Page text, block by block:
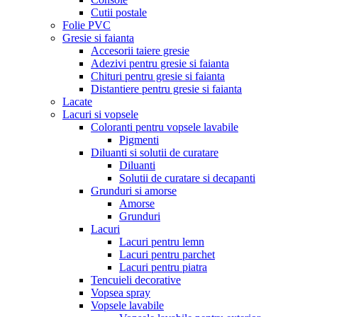
Cutii postale
Folie PVC
Gresie si faianta
Accesorii taiere gresie
Adezivi pentru gresie si faianta
Chituri pentru gresie si faianta
Distantiere pentru gresie si faianta
Lacate
Lacuri si vopsele
Coloranti pentru vopsele lavabile
Pigmenti
Diluanti si solutii de curatare
Diluanti
Solutii de curatare si decapanti
Grunduri si amorse
Amorse
Grunduri
Lacuri
Lacuri pentru lemn
Lacuri pentru parchet
Lacuri pentru piatra
Tencuieli decorative
Vopsea spray
Vopsele lavabile